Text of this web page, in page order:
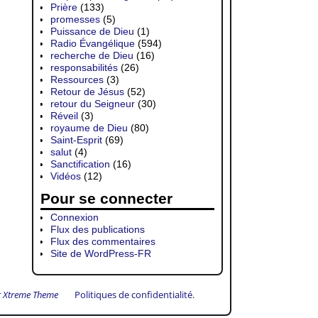
Prière (133)
promesses (5)
Puissance de Dieu (1)
Radio Évangélique (594)
recherche de Dieu (16)
responsabilités (26)
Ressources (3)
Retour de Jésus (52)
retour du Seigneur (30)
Réveil (3)
royaume de Dieu (80)
Saint-Esprit (69)
salut (4)
Sanctification (16)
Vidéos (12)
Pour se connecter
Connexion
Flux des publications
Flux des commentaires
Site de WordPress-FR
Xtreme Theme Politiques de confidentialité.